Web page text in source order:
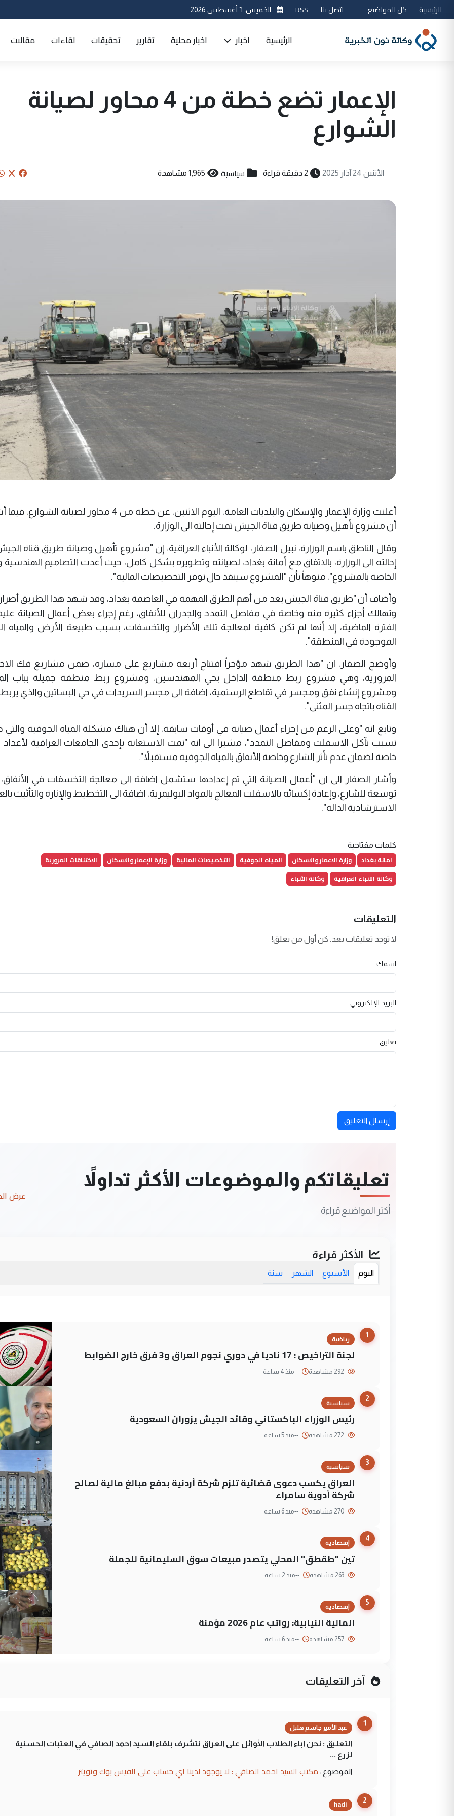
الرئيسية كل المواضيع اتصل بنا RSS الخميس، ٦ أغسطس 2026
الرئيسية اخبار اخبار محلية تقارير تحقيقات لقاءات مقالات
الإعمار تضع خطة من 4 محاور لصيانة
الشوارع
الأثنين 24 آذار 2025 2 دقيقة قراءة سياسية 1,965 مشاهدة
أعلنت وزارة الإعمار والإسكان والبلديات العامة، اليوم الاثنين، عن خطة من 4 محاور لصيانة
أن مشروع تأهيل وصيانة طريق قناة الجيش تمت إحالته الى الوزارة.
وقال الناطق باسم الوزارة، نبيل الصفار، لوكالة الأنباء العراقية: إن "مشروع تأهيل وصيانة طريق قناة
إحالته الى الوزارة، بالاتفاق مع أمانة بغداد، لصيانته وتطويره بشكل كامل، حيث أعدت التصاميم الهندسية
الخاصة بالمشروع"، منوهاً بأن "المشروع سينفذ حال توفر التخصيصات المالية".
وأضاف أن "طريق قناة الجيش يعد من أهم الطرق المهمة في العاصمة بغداد، وقد شهد هذا الطريق
وتهالك أجزاء كثيرة منه وخاصة في مفاصل التمدد والجدران للأنفاق، رغم إجراء بعض أعمال الصيانة
الفترة الماضية، إلا أنها لم تكن كافية لمعالجة تلك الأضرار والتخسفات، بسبب طبيعة الأرض والمياه
الموجودة في المنطقة".
وأوضح الصفار، ان "هذا الطريق شهد مؤخراً افتتاح أربعة مشاريع على مساره، ضمن مشاريع فك
المرورية، وهي مشروع ربط منطقة الداخل بحي المهندسين، ومشروع ربط منطقة جميلة بباب
ومشروع إنشاء نفق ومجسر في تقاطع الرستمية، اضافة الى مجسر السريدات في حي البساتين والذي
القناة باتجاه جسر المثنى".
وتابع انه "وعلى الرغم من إجراء أعمال صيانة في أوقات سابقة، إلا أن هناك مشكلة المياه الجوفية والتي
تسبب تآكل الاسفلت ومفاصل التمدد"، مشيرا الى انه "تمت الاستعانة بإحدى الجامعات العراقية
خاصة لضمان عدم تأثر الشارع وخاصة الأنفاق بالمياه الجوفية مستقبلاً".
وأشار الصفار الى ان "أعمال الصيانة التي تم إعدادها ستشمل اضافة الى معالجة التخسفات في
توسعة للشارع، وإعادة إكسائه بالاسفلت المعالج بالمواد البوليمرية، اضافة الى التخطيط والإنارة والتأثيث
الاسترشادية الدالة".
كلمات مفتاحية
امانة بغداد وزارة الاعمار والاسكان المياه الجوفية التخصيصات المالية وزارة الإعمار والاسكان
الاختناقات المرورية
وكالة الانباء العراقية
وكالة الأنباء
التعليقات
لا توجد تعليقات بعد. كن أول من يعلق!
اسمك
البريد الإلكتروني
تعليق
إرسال التعليق
تعليقاتكم والموضوعات الأكثر تداولاً
أكثر المواضيع قراءة
عرض
الأكثر قراءة
اليوم الأسبوع الشهر سنة
1
رياضية
لجنة التراخيص : 17 ناديا في دوري نجوم العراق و3 فرق خارج الضوابط
--منذ 4 ساعة
2
سياسية
رئيس الوزراء الباكستاني وقائد الجيش يزوران السعودية
--منذ 5 ساعة
3
سياسية
العراق يكسب دعوى قضائية تلزم شركة أردنية بدفع مبالغ مالية لصالح
شركة أدوية سامراء
--منذ 6 ساعة
4
إقتصادية
تين "طقطق" المحلي يتصدر مبيعات سوق السليمانية للجملة
--منذ 2 ساعة
5
إقتصادية
المالية النيابية: رواتب عام 2026 مؤمنة
--منذ 6 ساعة
آخر التعليقات
1
عبد الأمير جاسم هليل
التعليق : نحن اباء الطلاب الأوائل على العراق نتشرف بلقاء السيد احمد الصافي في العتبات الحسنية
لزرع ...
الموضوع : مكتب السيد احمد الصافي : لا يوجود لدينا اي حساب على الفيس بوك وتويتر
2
hadi